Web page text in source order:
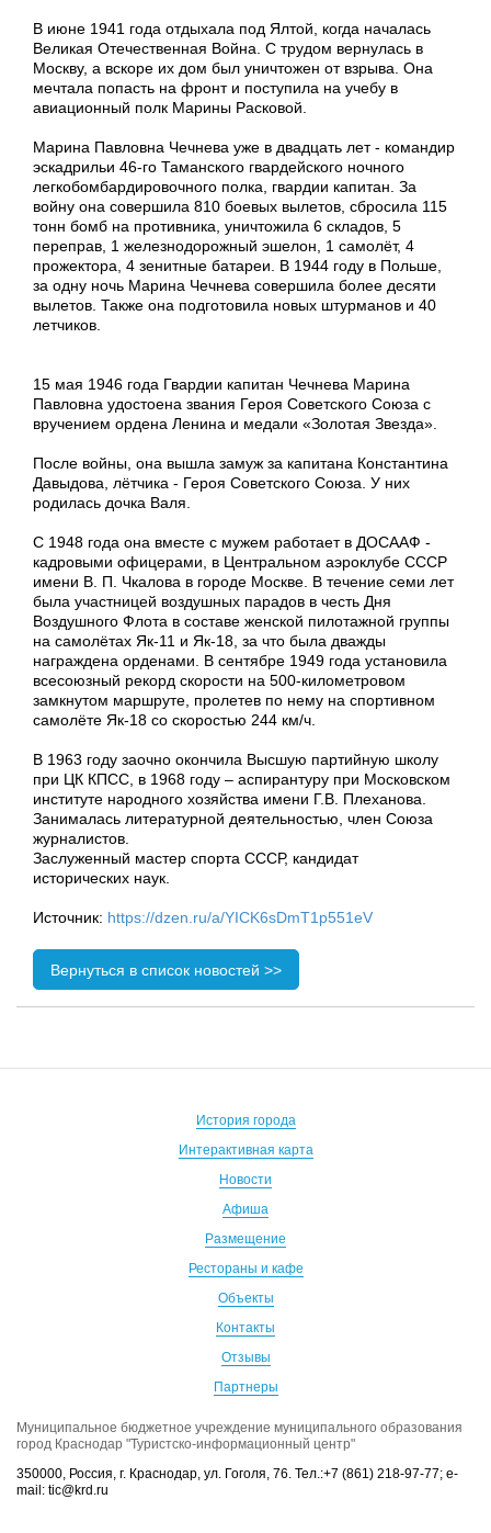
В июне 1941 года отдыхала под Ялтой, когда началась
Великая Отечественная Война. С трудом вернулась в
Москву, а вскоре их дом был уничтожен от взрыва. Она
мечтала попасть на фронт и поступила на учебу в
авиационный полк Марины Расковой.
Марина Павловна Чечнева уже в двадцать лет - командир
эскадрильи 46-го Таманского гвардейского ночного
легкобомбардировочного полка, гвардии капитан. За
войну она совершила 810 боевых вылетов, сбросила 115
тонн бомб на противника, уничтожила 6 складов, 5
переправ, 1 железнодорожный эшелон, 1 самолёт, 4
прожектора, 4 зенитные батареи. В 1944 году в Польше,
за одну ночь Марина Чечнева совершила более десяти
вылетов. Также она подготовила новых штурманов и 40
летчиков.
15 мая 1946 года Гвардии капитан Чечнева Марина
Павловна удостоена звания Героя Советского Союза с
вручением ордена Ленина и медали «Золотая Звезда».
После войны, она вышла замуж за капитана Константина
Давыдова, лётчика - Героя Советского Союза. У них
родилась дочка Валя.
С 1948 года она вместе с мужем работает в ДОСААФ -
кадровыми офицерами, в Центральном аэроклубе СССР
имени В. П. Чкалова в городе Москве. В течение семи лет
была участницей воздушных парадов в честь Дня
Воздушного Флота в составе женской пилотажной группы
на самолётах Як-11 и Як-18, за что была дважды
награждена орденами. В сентябре 1949 года установила
всесоюзный рекорд скорости на 500-километровом
замкнутом маршруте, пролетев по нему на спортивном
самолёте Як-18 со скоростью 244 км/ч.
В 1963 году заочно окончила Высшую партийную школу
при ЦК КПСС, в 1968 году – аспирантуру при Московском
институте народного хозяйства имени Г.В. Плеханова.
Занималась литературной деятельностью, член Союза
журналистов.
Заслуженный мастер спорта СССР, кандидат
исторических наук.
Источник: https://dzen.ru/a/YICK6sDmT1p551eV
Вернуться в список новостей >>
История города
Интерактивная карта
Новости
Афиша
Размещение
Рестораны и кафе
Объекты
Контакты
Отзывы
Партнеры
Муниципальное бюджетное учреждение муниципального образования
город Краснодар "Туристско-информационный центр"
350000, Россия, г. Краснодар, ул. Гоголя, 76. Тел.:+7 (861) 218-97-77; e-
mail: tic@krd.ru